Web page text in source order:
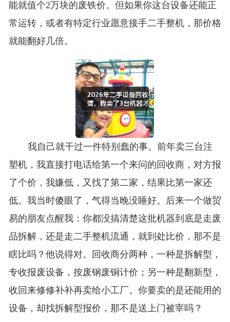
能就值个2万块的废铁价。但如果你这台设备还能正
常运转，或者有特定行业愿意接手二手整机，那价格
就能翻好几倍。
我自己就干过一件特别蠢的事。前年卖三台注
塑机，我直接打电话给第一个来问的回收商，对方报
了个价，我嫌低，又找了第二家，结果比第一家还
低。我当时傻眼了，气得当晚没睡好。后来一个做贸
易的朋友点醒我：你都没搞清楚这批机器到底是走废
品拆解，还是走二手整机流通，就到处比价，那不是
瞎比吗？他说得对。回收商分两种，一种是拆解型，
专收报废设备，按废钢废铜计价；另一种是翻新型，
收回来修修补补再卖给小工厂。你要卖的是还能用的
设备，却找拆解型报价，那不是送上门被宰吗？